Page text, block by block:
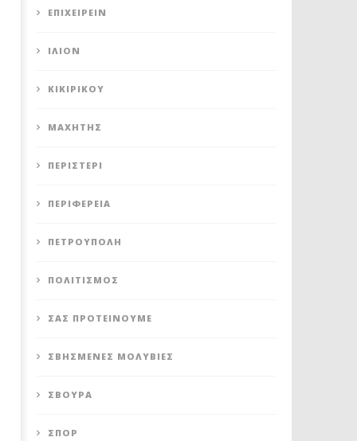
ΕΠΙΧΕΙΡΕΊΝ
ΊΛΙΟΝ
ΚΙΚΙΡΙΚΟΥ
ΜΑΧΗΤΗΣ
ΠΕΡΙΣΤΈΡΙ
ΠΕΡΙΦΈΡΕΙΑ
ΠΕΤΡΟΎΠΟΛΗ
ΠΟΛΙΤΙΣΜΌΣ
ΣΑΣ ΠΡΟΤΕΊΝΟΥΜΕ
ΣΒΗΣΜΈΝΕΣ ΜΟΛΥΒΙΈΣ
ΣΒΟΎΡΑ
ΣΠΟΡ